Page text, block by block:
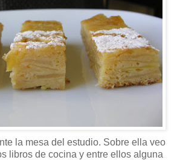
la mesa del estudio. Sobre ella veo
libros de cocina y entre ellos alguna